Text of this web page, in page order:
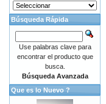
Búsqueda Rápida
Use palabras clave para
encontrar el producto que
busca.
Búsqueda Avanzada
Que es lo Nuevo ?